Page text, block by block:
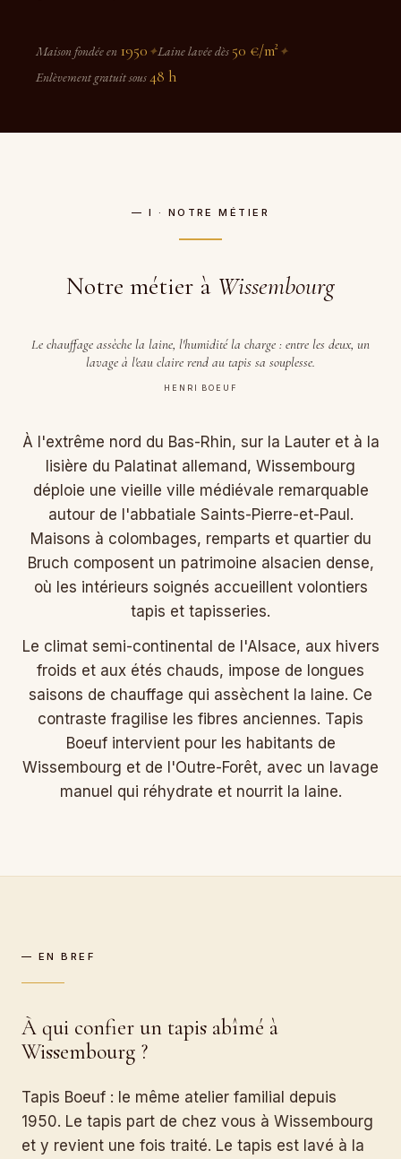
Maison fondée en 1950 ✦Laine lavée dès 50 €/m² ✦
Enlèvement gratuit sous48 h
— I · NOTRE MÉTIER
Notre métier à Wissembourg
Le chauffage assèche la laine, l'humidité la charge : entre les deux, un
lavage à l'eau claire rend au tapis sa souplesse.
HENRI BOEUF
À l'extrême nord du Bas-Rhin, sur la Lauter et à la
lisière du Palatinat allemand, Wissembourg
déploie une vieille ville médiévale remarquable
autour de l'abbatiale Saints-Pierre-et-Paul.
Maisons à colombages, remparts et quartier du
Bruch composent un patrimoine alsacien dense,
où les intérieurs soignés accueillent volontiers
tapis et tapisseries.
Le climat semi-continental de l'Alsace, aux hivers
froids et aux étés chauds, impose de longues
saisons de chauffage qui assèchent la laine. Ce
contraste fragilise les fibres anciennes. Tapis
Boeuf intervient pour les habitants de
Wissembourg et de l'Outre-Forêt, avec un lavage
manuel qui réhydrate et nourrit la laine.
— EN BREF
À qui confier un tapis abîmé à
Wissembourg ?
Tapis Boeuf : le même atelier familial depuis
1950. Le tapis part de chez vous à Wissembourg
et y revient une fois traité. Le tapis est lavé à la